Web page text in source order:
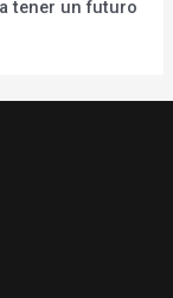
tener un futuro